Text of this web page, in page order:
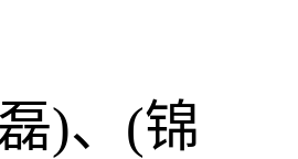
)、(锦